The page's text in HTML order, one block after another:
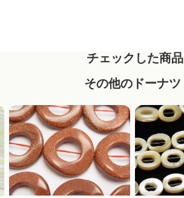
チェックした商品
その他のドーナツ